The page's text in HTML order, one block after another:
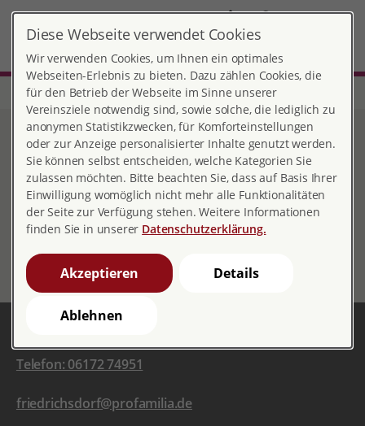
DE
Start Hessen Beratungsstelle Friedrichsdorf Stellenangebote
Stellenangebote
Aktuell haben wir keine offenen Stellen.
Telefon: 06172 74951
friedrichsdorf@profamilia.de
Diese Webseite verwendet Cookies
Wir verwenden Cookies, um Ihnen ein optimales
Webseiten-Erlebnis zu bieten. Dazu zählen Cookies, die
für den Betrieb der Webseite im Sinne unserer
Vereinsziele notwendig sind, sowie solche, die lediglich zu
anonymen Statistikzwecken, für Komforteinstellungen
oder zur Anzeige personalisierter Inhalte genutzt werden.
Sie können selbst entscheiden, welche Kategorien Sie
zulassen möchten. Bitte beachten Sie, dass auf Basis Ihrer
Einwilligung womöglich nicht mehr alle Funktionalitäten
der Seite zur Verfügung stehen. Weitere Informationen
finden Sie in unserer Datenschutzerklärung.
Akzeptieren Details
Ablehnen